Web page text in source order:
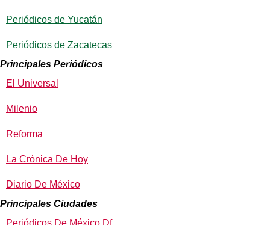
Periódicos de Yucatán
Periódicos de Zacatecas
Principales Periódicos
El Universal
Milenio
Reforma
La Crónica De Hoy
Diario De México
Principales Ciudades
Periódicos De México Df